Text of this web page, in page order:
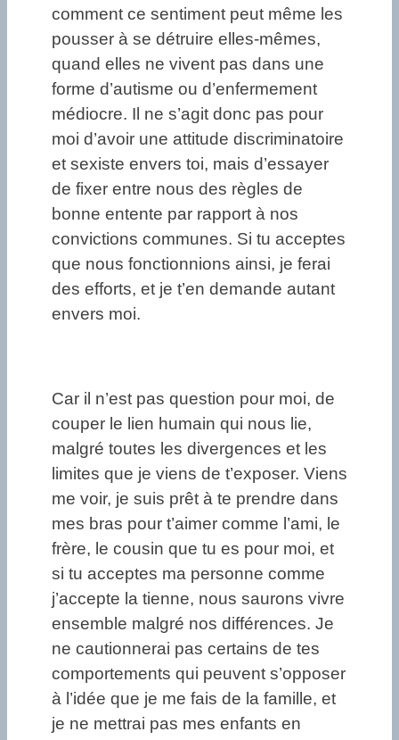
comment ce sentiment peut même les
pousser à se détruire elles-mêmes,
quand elles ne vivent pas dans une
forme d’autisme ou d’enfermement
médiocre. Il ne s’agit donc pas pour
moi d’avoir une attitude discriminatoire
et sexiste envers toi, mais d’essayer
de fixer entre nous des règles de
bonne entente par rapport à nos
convictions communes. Si tu acceptes
que nous fonctionnions ainsi, je ferai
des efforts, et je t’en demande autant
envers moi.
Car il n’est pas question pour moi, de
couper le lien humain qui nous lie,
malgré toutes les divergences et les
limites que je viens de t’exposer. Viens
me voir, je suis prêt à te prendre dans
mes bras pour t’aimer comme l’ami, le
frère, le cousin que tu es pour moi, et
si tu acceptes ma personne comme
j’accepte la tienne, nous saurons vivre
ensemble malgré nos différences. Je
ne cautionnerai pas certains de tes
comportements qui peuvent s’opposer
à l’idée que je me fais de la famille, et
je ne mettrai pas mes enfants en